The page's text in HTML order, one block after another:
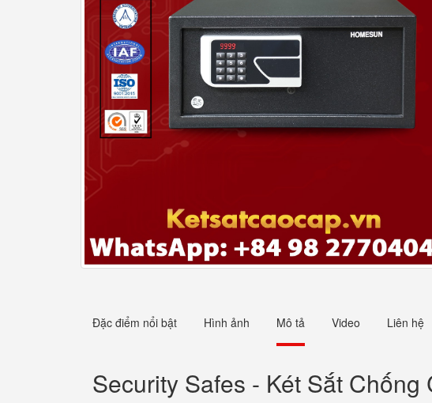
Đặc điểm nổi bật Hình ảnh Mô tả Video Liên hệ
Security Safes - Két Sắt Chống